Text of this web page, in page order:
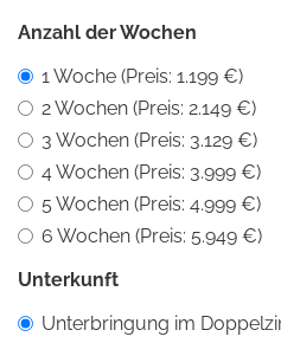
Anzahl der Wochen
1 Woche (Preis: 1.199 €)
2 Wochen (Preis: 2.149 €)
3 Wochen (Preis: 3.129 €)
4 Wochen (Preis: 3.999 €)
5 Wochen (Preis: 4.999 €)
6 Wochen (Preis: 5.949 €)
Unterkunft
Unterbringung im